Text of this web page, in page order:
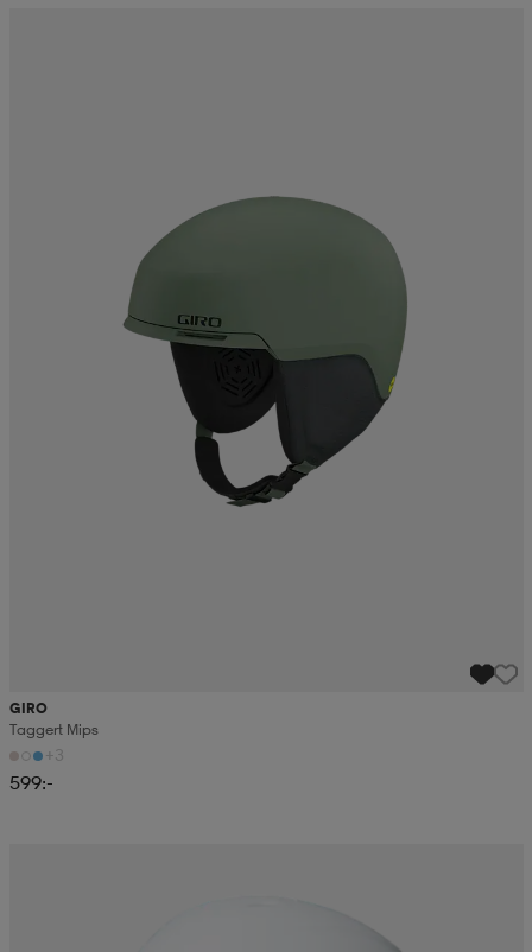
GIRO
Taggert Mips
+3
599:-